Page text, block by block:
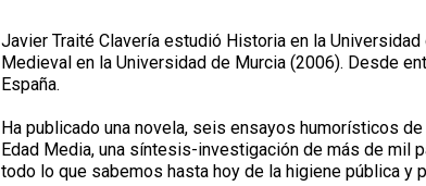
Javier Traité Clavería estudió Historia en la
Medieval en la Universidad de Murcia (2006). Desde
España.
Ha publicado una novela, seis ensayos humorísticos
Edad Media, una síntesis-investigación de más de mil
todo lo que sabemos hasta hoy de la higiene pública y